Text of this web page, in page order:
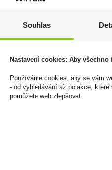
Salt 10ml Blue Sour
Razz 20mg/ml
246 Kč
Skladem:do 5 ks
Souhlas
Nastavení cookies: Aby všechno
Používáme cookies, aby se vám
- od vyhledávání až po akce,
pomůžete web zlepšovat.